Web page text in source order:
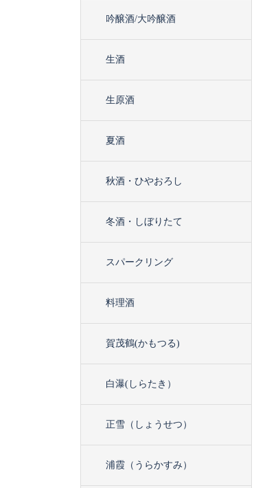
バランス ピノ・ノワ
ヴァレ・デル・ビオビ...
【北海道】大雪乃蔵 絹雪
米吟醸 1800ml
吟醸酒/大吟醸酒
生酒
生原酒
夏酒
秋酒・ひやおろし
冬酒・しぼりたて
スパークリング
料理酒
賀茂鶴(かもつる)
白瀑(しらたき）
正雪（しょうせつ）
浦霞（うらかすみ）